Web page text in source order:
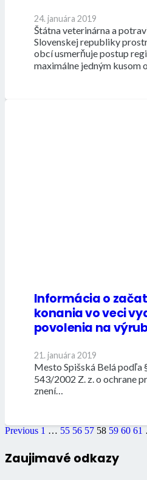
24. januára 2019
Štátna veterinárna a
Slovenskej republiky
obcí usmerňuje postup
maximálne jedným kusom
Informácia o
konania vo veci
povolenia na
21. januára 2019
Mesto Spišská Belá podľa
543/2002 Z. z. o ochrane
znení…
Previous 1 … 55 56 57 58 59 60 61
Zaujimavé odkazy